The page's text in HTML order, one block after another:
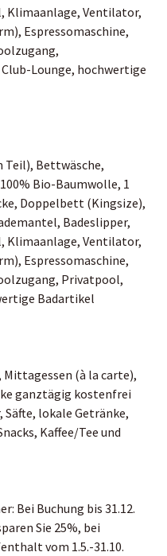
Klimaanlage, Ventilator,
Espressomaschine,
Lounge, hochwertige
Teil), Bettwäsche,
Bio-Baumwolle, 1
Doppelbett (Kingsize),
Badeslipper,
Klimaanlage, Ventilator,
Espressomaschine,
Privatpool,
Badartikel
(à la carte),
ganztägig kostenfrei
Säfte, lokale Getränke,
Kaffee/Tee und
Bei Buchung bis 31.12.
Sie 25%, bei
vom 1.5.-31.10.